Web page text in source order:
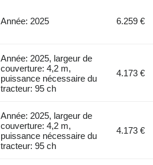
Année: 2025 6.259 €
Année: 2025, largeur de
couverture: 4,2 m,
puissance nécessaire du
tracteur: 95 ch
4.173 €
Année: 2025, largeur de
couverture: 4,2 m,
puissance nécessaire du
tracteur: 95 ch
4.173 €